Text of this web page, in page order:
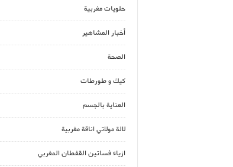
حلويات مغربية
أخبار المشاهير
الصحة
كيك و طورطات
العناية بالجسم
لالة مولاتي اناقة مغربية
ازياء فساتين القفطان المغربي